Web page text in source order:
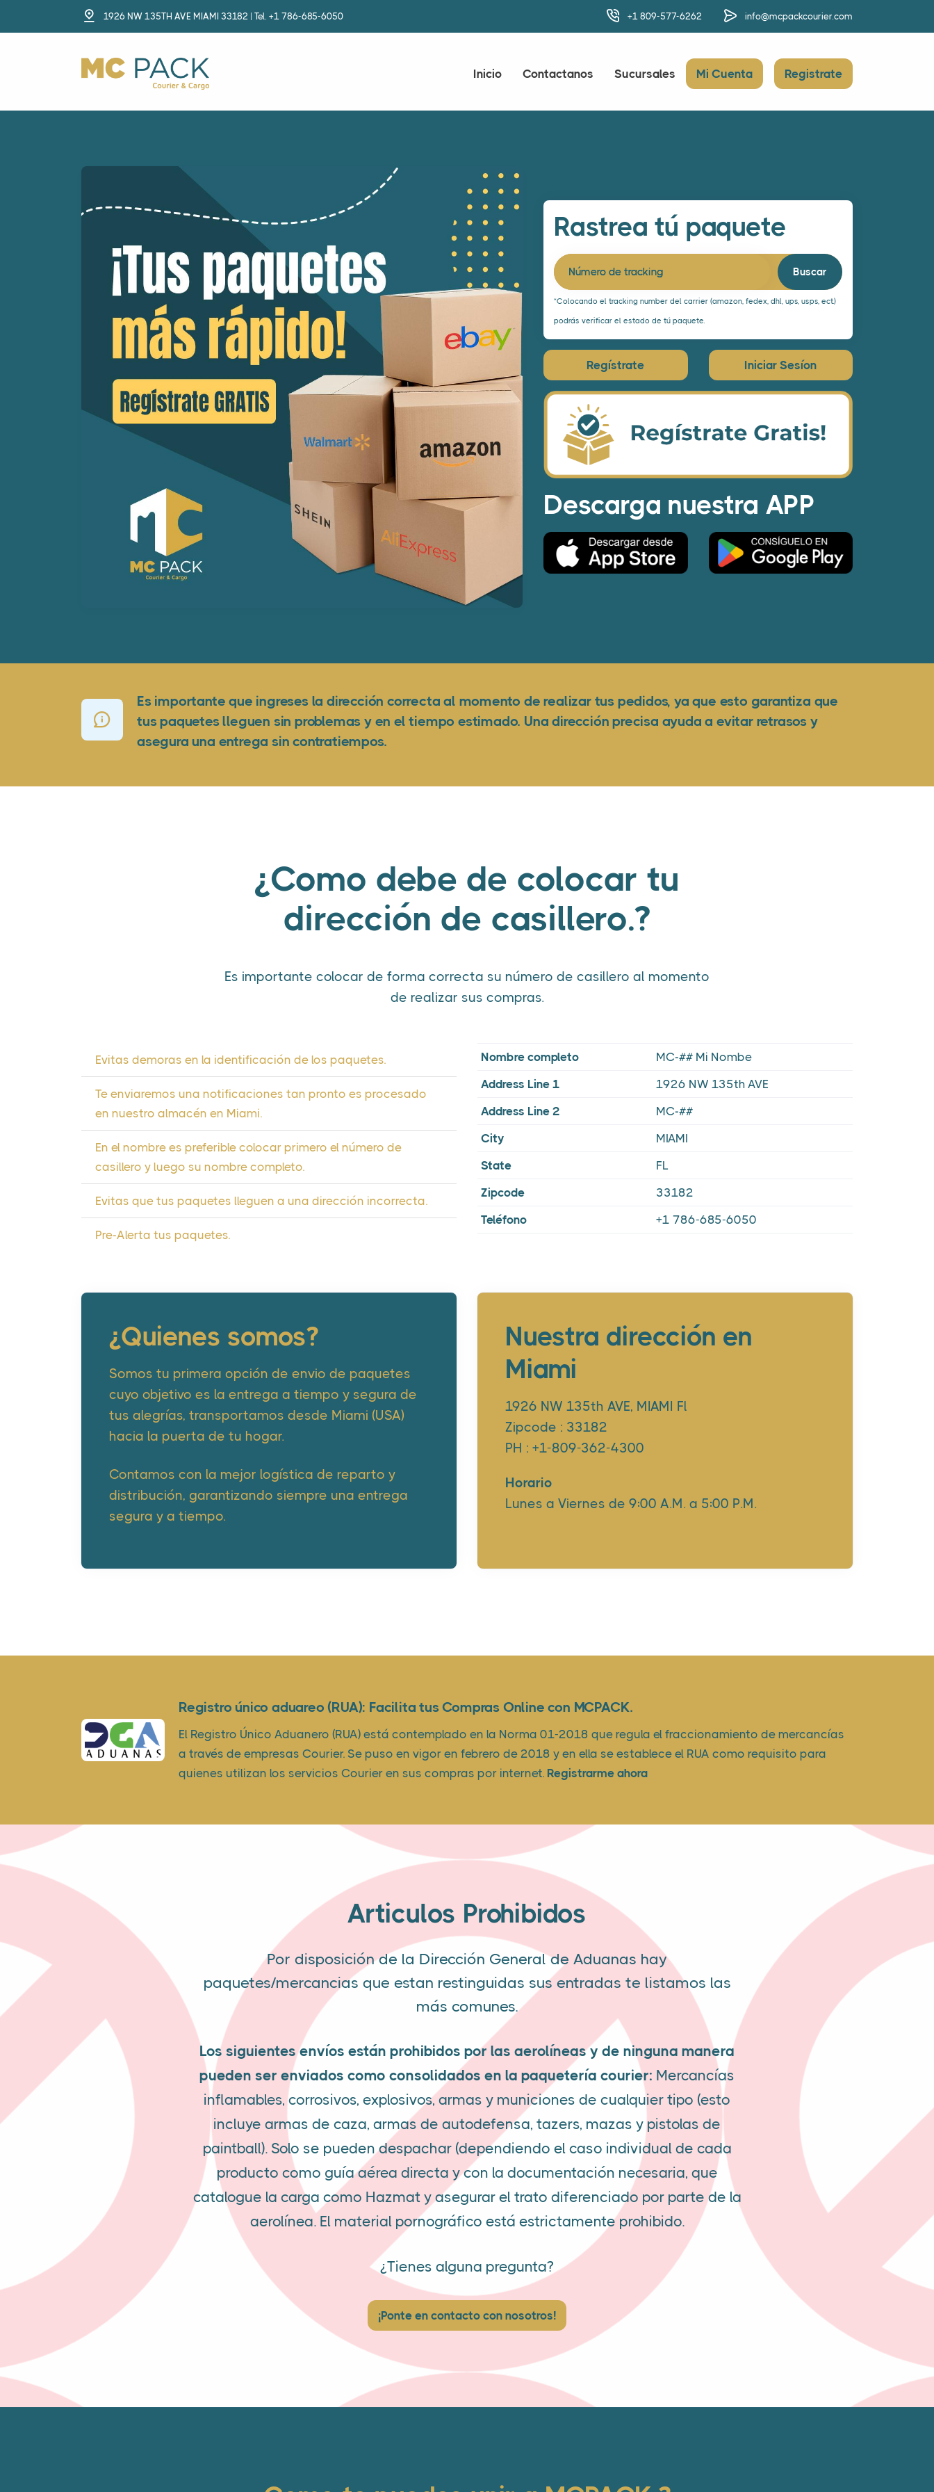
1926 NW 135TH AVE MIAMI 33182 | Tel. +1 786-685-6050 +1 809-577-6262 info@mcpackcourier.com
Inicio Contactanos Sucursales Mi Cuenta Registrate
Rastrea tú paquete
Número de tracking
*Colocando el tracking number del carrier (amazon, fedex, dhl, ups, usps, ect.)
podrás verificar el estado de tú paquete.
Regístrate Iniciar Sesíon
Descarga nuestra APP
Es importante que ingreses la dirección correcta al momento de realizar tus pedidos, ya que esto garantiza que
tus paquetes lleguen sin problemas y en el tiempo estimado. Una dirección precisa ayuda a evitar retrasos y
asegura una entrega sin contratiempos.
¿Como debe de colocar tu
dirección de casillero.?
Es importante colocar de forma correcta su número de casillero al momento
de realizar sus compras.
Evitas demoras en la identificación de los paquetes.
Te enviaremos una notificaciones tan pronto es procesado
en nuestro almacén en Miami.
En el nombre es preferible colocar primero el número de
casillero y luego su nombre completo.
Evitas que tus paquetes lleguen a una dirección incorrecta.
Pre-Alerta tus paquetes.
Nombre completo
MC-## Mi Nombe
Address Line 1
1926 NW 135th AVE
Address Line 2
MC-##
City
MIAMI
State
FL
Zipcode
33182
Teléfono
+1 786-685-6050
¿Quienes somos?
Somos tu primera opción de envio de paquetes
cuyo objetivo es la entrega a tiempo y segura de
tus alegrías, transportamos desde Miami (USA)
hacia la puerta de tu hogar.
Contamos con la mejor logística de reparto y
distribución, garantizando siempre una entrega
segura y a tiempo.
Nuestra dirección en
Miami
1926 NW 135th AVE, MIAMI Fl
Zipcode : 33182
PH : +1-809-362-4300
Horario
Lunes a Viernes de 9:00 A.M. a 5:00 P.M.
Registro único aduareo (RUA): Facilita tus Compras Online con MCPACK.
El Registro Único Aduanero (RUA) está contemplado en la Norma 01-2018 que regula el fraccionamiento de mercancías
a través de empresas Courier. Se puso en vigor en febrero de 2018 y en ella se establece el RUA como requisito para
quienes utilizan los servicios Courier en sus compras por internet. Registrarme ahora
Articulos Prohibidos
Por disposición de la Dirección General de Aduanas hay
paquetes/mercancias que estan restinguidas sus entradas te listamos las
más comunes.
Los siguientes envíos están prohibidos por las aerolíneas y de ninguna manera
pueden ser enviados como consolidados en la paquetería courier: Mercancías
inflamables, corrosivos, explosivos, armas y municiones de cualquier tipo (esto
incluye armas de caza, armas de autodefensa, tazers, mazas y pistolas de
paintball). Solo se pueden despachar (dependiendo el caso individual de cada
producto como guía aérea directa y con la documentación necesaria, que
catalogue la carga como Hazmat y asegurar el trato diferenciado por parte de la
aerolínea. El material pornográfico está estrictamente prohibido.
¿Tienes alguna pregunta?
¡Ponte en contacto con nosotros!